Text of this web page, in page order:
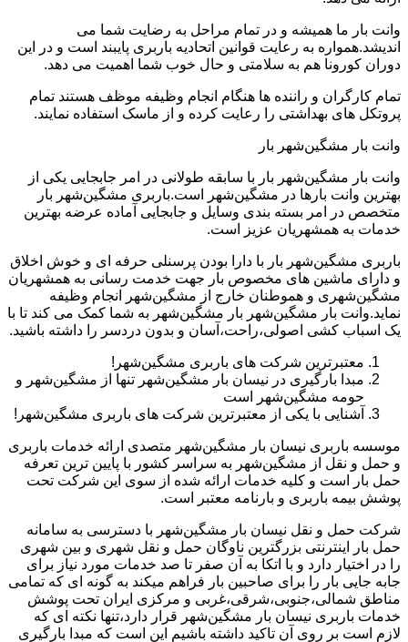
وانت بار ما همیشه و در تمام مراحل به رضایت شما می
اندیشد.همواره به رعایت قوانین اتحادیه باربری پایبند است و در این
دوران کورونا هم به سلامتی و حال خوب شما اهمیت می دهد.
تمام کارگران و راننده ها هنگام انجام وظیفه موظف هستند تمام
پروتکل های بهداشتی را رعایت کرده و از ماسک استفاده نمایند.
وانت بار مشگین‌شهر بار
وانت بار مشگین‌شهر بار با سابقه طولانی در امر جابجایی یکی از
بهترین وانت بارها در مشگین‌شهر است.باربری مشگین‌شهر بار
متخصص در امر بسته بندی وسایل و جابجایی آماده عرضه بهترین
خدمات به همشهریان عزیز است.
باربری مشگین‌شهر بار با دارا بودن پرسنلی حرفه ای و خوش اخلاق
و دارای ماشین های مخصوص بار جهت خدمت رسانی به همشهریان
مشگین‌شهری و هموطنان خارج از مشگین‌شهر انجام وظیفه
نماید.وانت بار مشگین‌شهر بار مشگین‌شهر به شما کمک می کند تا با
یک اسباب کشی اصولی،راحت،آسان و بدون دردسر را داشته باشید.
معتبرترین شرکت های باربری مشگین‌شهر!
مبدا بارگیری در نیسان بار مشگین‌شهر تنها از مشگین‌شهر و
حومه مشگین‌شهر است
آشنایی با یکی از معتبرترین شرکت های باربری مشگین‌شهر!
موسسه باربری نیسان بار مشگین‌شهر متصدی ارائه خدمات باربری
و حمل و نقل از مشگین‌شهر به سراسر کشور با پایین ترین تعرفه
حمل بار است و کلیه خدمات ارائه شده از سوی این شرکت تحت
پوشش بیمه باربری و بارنامه معتبر است.
شرکت حمل و نقل نیسان بار مشگین‌شهر با دسترسی به سامانه
حمل بار اینترنتی بزرگترین ناوگان حمل و نقل شهری و بین شهری
را در اختیار دارد و با اتکا به آن صفر تا صد خدمات مورد نیاز برای
جابه جایی بار را برای صاحبین بار فراهم میکند به گونه ای که تمامی
مناطق شمالی،جنوبی،شرقی،غربی و مرکزی ایران تحت پوشش
خدمات باربری نیسان بار مشگین‌شهر قرار دارد،تنها نکته ای که
لازم است بر روی آن تاکید داشته باشیم این است که مبدا بارگیری